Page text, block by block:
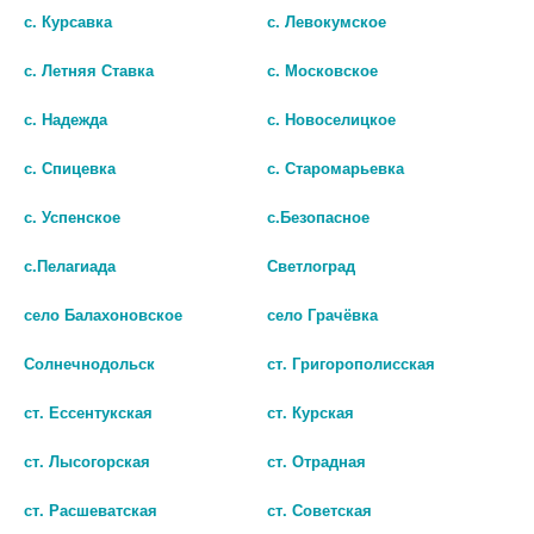
0 руб.
В КОРЗИНУ
с. Курсавка с. Левокумское
с. Летняя Ставка с. Московское
с. Надежда с. Новоселицкое
с. Спицевка с. Старомарьевка
с. Успенское с.Безопасное
с.Пелагиада Светлоград
село Балахоновское село Грачёвка
Солнечнодольск ст. Григорополисская
ст. Ессентукская ст. Курская
ст. Лысогорская ст. Отрадная
ст. Расшеватская ст. Советская